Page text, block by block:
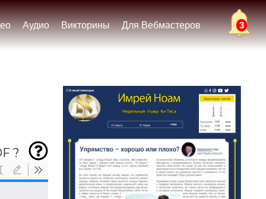
Аудио Викторины Для Вебмастеров 3
?